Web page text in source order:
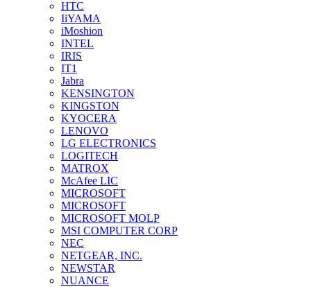
HTC
IiYAMA
iMoshion
INTEL
IRIS
IT1
Jabra
KENSINGTON
KINGSTON
KYOCERA
LENOVO
LG ELECTRONICS
LOGITECH
MATROX
McAfee LIC
MICROSOFT
MICROSOFT
MICROSOFT MOLP
MSI COMPUTER CORP
NEC
NETGEAR, INC.
NEWSTAR
NUANCE